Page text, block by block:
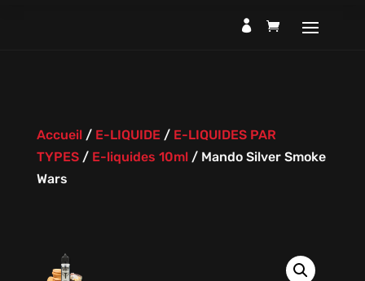

Accueil/ E-LIQUIDE/ E-LIQUIDES PAR
TYPES/ E-liquides 10ml/ Mando Silver Smoke
Wars